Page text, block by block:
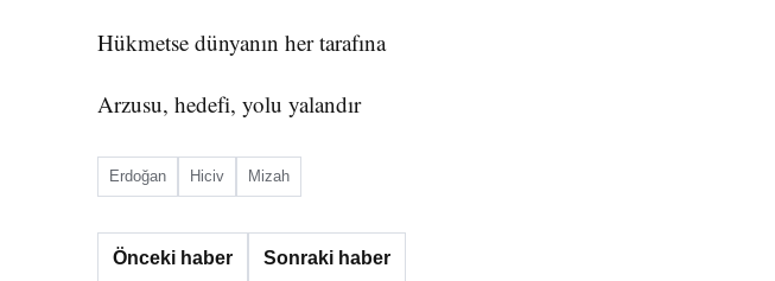
Hükmetse dünyanın her tarafına
Arzusu, hedefi, yolu yalandır
Erdoğan Hiciv Mizah
Önceki haber Sonraki haber